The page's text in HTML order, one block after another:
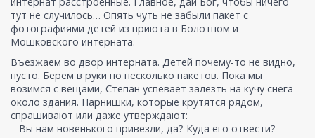
тут не случилось… Опять чуть не забыли пакет с
фотографиями детей из приюта в Болотном и
Мошковского интерната.
Въезжаем во двор интерната. Детей почему-то не видно,
пусто. Берем в руки по несколько пакетов. Пока мы
возимся с вещами, Степан успевает залезть на кучу снега
около здания. Парнишки, которые крутятся рядом,
спрашивают или даже утверждают:
– Вы нам новенького привезли, да? Куда его отвести?